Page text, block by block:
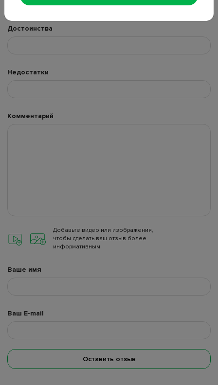
Достоинства
Недостатки
Комментарий
Добавьте видео или изображения,
чтобы сделать ваш отзыв более
информативным
Ваше имя
Ваш E-mail
Оставить отзыв